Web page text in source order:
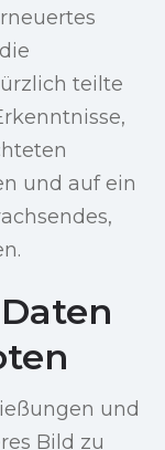
teilte
und auf ein
und
Bild zu